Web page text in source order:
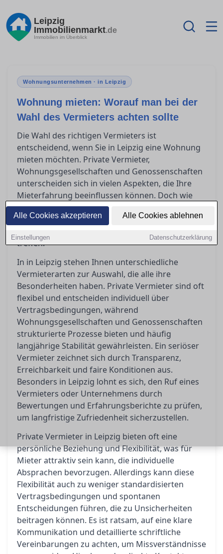
Alle Cookies akzeptieren Alle Cookies ablehnen
Einstellungen Datenschutzerklärung
Leipzig
Immobilienmarkt.de
Immobilien im Überblick
Wohnungsunternehmen · in Leipzig
Wohnung mieten: Worauf man bei der
Wahl des Vermieters achten sollte
Die Wahl des richtigen Vermieters ist
entscheidend, wenn Sie in Leipzig eine Wohnung
mieten möchten. Private Vermieter,
Wohnungsgesellschaften und Genossenschaften
unterscheiden sich in vielen Aspekten, die Ihre
Mieterfahrung beeinflussen können. Doch wie
erkennt man einen seriösen Vermieter und prüft
den Ruf eines Wohnungsunternehmens? Dieser
treffen.
In in Leipzig stehen Ihnen unterschiedliche
Vermieterarten zur Auswahl, die alle ihre
Besonderheiten haben. Private Vermieter sind oft
flexibel und entscheiden individuell über
Vertragsbedingungen, während
Wohnungsgesellschaften und Genossenschaften
strukturierte Prozesse bieten und häufig
langjährige Stabilität gewährleisten. Ein seriöser
Vermieter zeichnet sich durch Transparenz,
Erreichbarkeit und faire Konditionen aus.
Besonders in Leipzig lohnt es sich, den Ruf eines
Vermieters oder Unternehmens durch
Bewertungen und Erfahrungsberichte zu prüfen,
um langfristige Zufriedenheit sicherzustellen.
Private Vermieter in Leipzig bieten oft eine
persönliche Beziehung und Flexibilität, was für
Mieter attraktiv sein kann, die individuelle
Absprachen bevorzugen. Allerdings kann diese
Flexibilität auch zu weniger standardisierten
Vertragsbedingungen und spontanen
Entscheidungen führen, die zu Unsicherheiten
beitragen können. Es ist ratsam, auf eine klare
Kommunikation und detaillierte schriftliche
Vereinbarungen zu achten, um Missverständnisse